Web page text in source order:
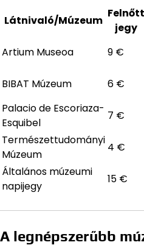
Látnivaló/Múzeum
Felnőtt
jegy
Artium Museoa
9 €
BIBAT Múzeum 6 €
Palacio de Escoriaza-
Esquibel
7 €
Természettudományi
Múzeum
4 €
Általános múzeumi
napijegy
15 €
A legnépszerűbb